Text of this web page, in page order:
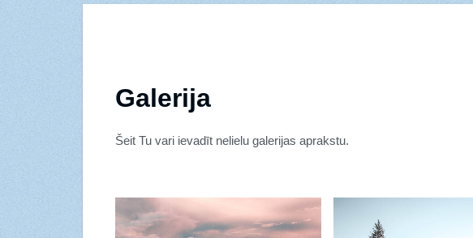
Galerija
Šeit Tu vari ievadīt nelielu galerijas aprakstu.